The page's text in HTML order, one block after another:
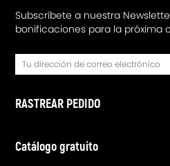
Subscríbete a nuestra
bonificaciones para la próxima
RASTREAR PEDIDO
Catálogo gratuito